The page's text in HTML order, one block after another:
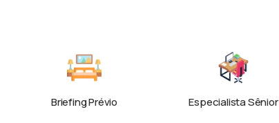
Briefing Prévio Especialista Sênior